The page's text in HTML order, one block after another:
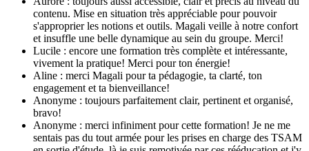
contenu. Mise en situation très appréciable pour pouvoir
s'approprier les notions et outils. Magali veille à notre confort
et insuffle une belle dynamique au sein du groupe. Merci!
Lucile : encore une formation très complète et intéressante,
vivement la pratique! Merci pour ton énergie!
Aline : merci Magali pour ta pédagogie, ta clarté, ton
engagement et ta bienveillance!
Anonyme : toujours parfaitement clair, pertinent et organisé,
bravo!
Anonyme : merci infiniment pour cette formation! Je ne me
sentais pas du tout armée pour les prises en charge des TSAM